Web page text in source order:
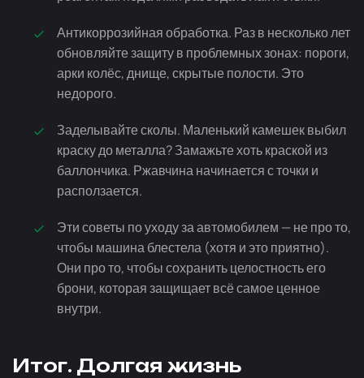
Антикоррозийная обработка. Раз в несколько лет
обновляйте защиту в проблемных зонах: пороги,
арки колёс, днище, скрытые полости. Это
недорого.
Заделывайте сколы. Маленький камешек выбил
краску до металла? Замажьте хоть краской из
баллончика. Ржавчина начинается с точки и
расползается.
Эти советы по уходу за автомобилем — не про то,
чтобы машина блестела (хотя и это приятно).
Они про то, чтобы сохранить целостность его
брони, которая защищает всё самое ценное
внутри.
Итог. Долгая жизнь